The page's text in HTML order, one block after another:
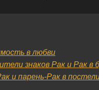
в любви
знаков Рак и Рак в
и парень-Рак в